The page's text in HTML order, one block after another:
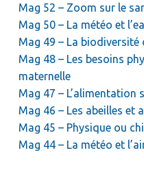
Mag 52 – Zoom sur le
Mag 50 – La météo et
Mag 49 – La biodiversité
Mag 48 – Les besoins
maternelle
Mag 47 – L’alimentation
Mag 46 – Les abeilles et
Mag 45 – Physique ou
Mag 44 – La météo et